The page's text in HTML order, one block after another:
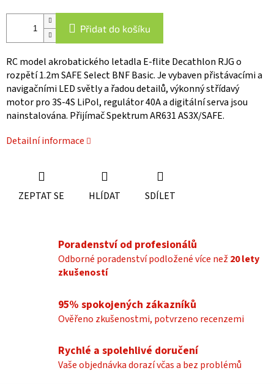
Přidat do košíku
RC model akrobatického letadla E-flite Decathlon RJG o
rozpětí 1.2m SAFE Select BNF Basic. Je vybaven přistávacími a
navigačními LED světly a řadou detailů, výkonný střídavý
motor pro 3S-4S LiPol, regulátor 40A a digitální serva jsou
nainstalována. Přijímač Spektrum AR631 AS3X/SAFE.
Detailní informace
ZEPTAT SE HLÍDAT SDÍLET
Poradenství od profesionálů
Odborné poradenství podložené více než 20 lety
zkušeností
95% spokojených zákazníků
Ověřeno zkušenostmi, potvrzeno recenzemi
Rychlé a spolehlivé doručení
Vaše objednávka dorazí včas a bez problémů